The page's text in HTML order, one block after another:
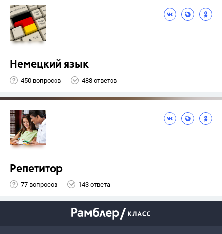
Немецкий язык
450 вопросов 488 ответов
Репетитор
77 вопросов 143 ответа